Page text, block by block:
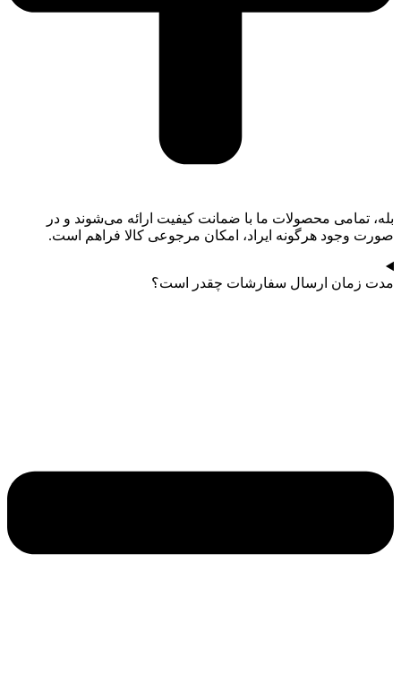
بله، تمامی محصولات ما با ضمانت کیفیت ارائه می‌شوند و در
صورت وجود هرگونه ایراد، امکان مرجوعی کالا فراهم است.
مدت زمان ارسال سفارشات چقدر است؟